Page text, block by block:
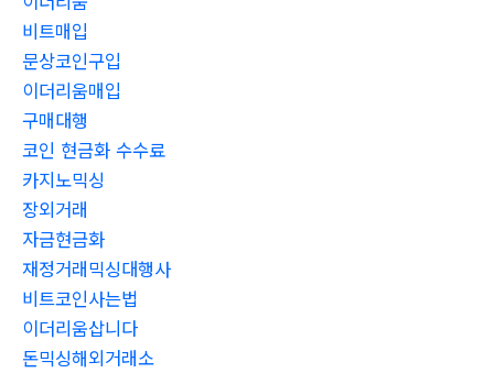
비트매입
문상코인구입
이더리움매입
구매대행
코인 현금화 수수료
카지노믹싱
장외거래
자금현금화
재정거래믹싱대행사
비트코인사는법
이더리움삽니다
돈믹싱해외거래소